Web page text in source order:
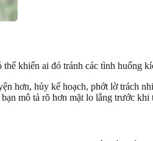
khiến ai đó tránh các tình huống
hơn, hủy kế hoạch, phớt lờ trách
mô tả rõ hơn mặt lo lắng trước